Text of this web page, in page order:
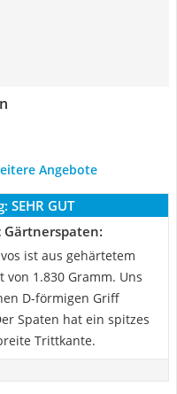
Angebote
SEHR GUT
Gärtnerspaten:
ist aus gehärtetem
1.830 Gramm. Uns
D-förmigen Griff
Spaten hat ein spitzes
Trittkante.